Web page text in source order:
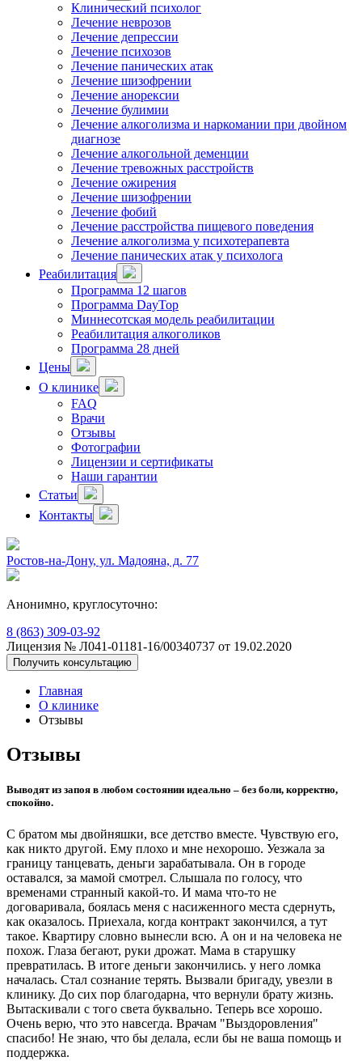
Клинический психолог
Лечение неврозов
Лечение депрессии
Лечение психозов
Лечение панических атак
Лечение шизофрении
Лечение анорексии
Лечение булимии
Лечение алкоголизма и наркомании при двойном
диагнозе
Лечение алкогольной деменции
Лечение тревожных расстройств
Лечение ожирения
Лечение шизофрении
Лечение фобий
Лечение расстройства пищевого поведения
Лечение алкоголизма у психотерапевта
Лечение панических атак у психолога
Реабилитация
Программа 12 шагов
Программа DayTop
Миннесотская модель реабилитации
Реабилитация алкоголиков
Программа 28 дней
Цены
О клинике
FAQ
Врачи
Отзывы
Фотографии
Лицензии и сертификаты
Наши гарантии
Статьи
Контакты
Ростов-на-Дону, ул. Мадояна, д. 77
Анонимно, круглосуточно:
8 (863) 309-03-92
Лицензия № Л041-01181-16/00340737 от 19.02.2020
Получить консультацию
Главная
О клинике
Отзывы
Отзывы
Выводят из запоя в любом состоянии идеально – без боли, корректно,
спокойно.
С братом мы двойняшки, все детство вместе. Чувствую его,
как никто другой. Ему плохо и мне нехорошо. Уезжала за
границу танцевать, деньги зарабатывала. Он в городе
оставался, за мамой смотрел. Слышала по голосу, что
временами странный какой-то. И мама что-то не
договаривала, боялась меня с насиженного места сдернуть,
как оказалось. Приехала, когда контракт закончился, а тут
такое. Квартиру словно вынесли всю. А он и на человека не
похож. Глаза бегают, руки дрожат. Мама в старушку
превратилась. В итоге деньги закончились. у него ломка
началась. Стал сознание терять. Вызвали бригаду, увезли в
клинику. До сих пор благодарна, что вернули брату жизнь.
Вытаскивали с того света буквально. Теперь все хорошо.
Очень верю, что это навсегда. Врачам "Выздоровления"
спасибо! Не знаю, что бы делала, если бы не ваша помощь и
поддержка.